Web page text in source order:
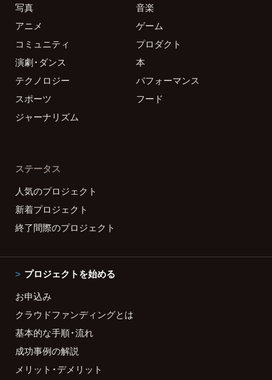
写真
音楽
アニメ
ゲーム
コミュニティ
プロダクト
演劇・ダンス
本
テクノロジー
パフォーマンス
スポーツ
フード
ジャーナリズム
ステータス
人気のプロジェクト
新着プロジェクト
終了間際のプロジェクト
プロジェクトを始める
お申込み
クラウドファンディングとは
基本的な手順・流れ
成功事例の解説
メリット・デメリット